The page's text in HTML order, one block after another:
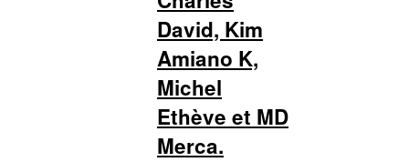
David, Kim
Amiano K,
Michel
Ethève et MD
Merca.